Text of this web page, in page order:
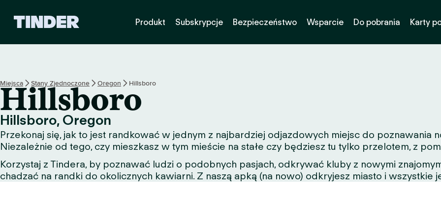
S
t
r
o
n
a
g
ł
ó
w
Produkt Subskrypcje Bezpieczeństwo Wsparcie Do pobrania Karty
Miejsca Stany Zjednoczone Oregon Hillsboro
Hillsboro
Hillsboro, Oregon
Przekonaj się, jak to jest randkować w jednym z najbardziej odjazdowych miejsc do poznawania
Niezależnie od tego, czy mieszkasz w tym mieście na stałe czy będziesz tu tylko przelotem, z
Korzystaj z Tindera, by poznawać ludzi o podobnych pasjach, odkrywać kluby z nowymi
chadzać na randki do okolicznych kawiarni. Z naszą apką (na nowo) odkryjesz miasto i wszystkie